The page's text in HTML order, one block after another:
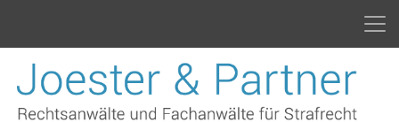
Start